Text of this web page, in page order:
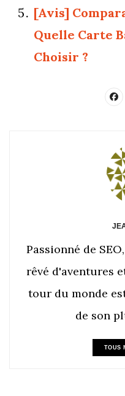
[Avis]
Quelle Carte
Choisir ?
Passionné de
rêvé d'aventures
tour du monde
de son
TOUS